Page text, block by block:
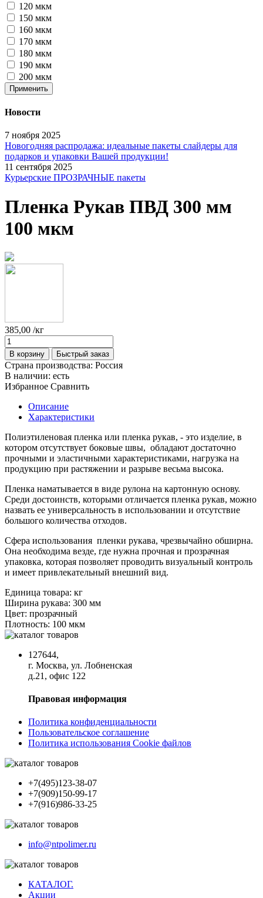
120 мкм
150 мкм
160 мкм
170 мкм
180 мкм
190 мкм
200 мкм
Применить
Новости
7 ноября 2025
Новогодняя распродажа: идеальные пакеты слайдеры для
подарков и упаковки Вашей продукции!
11 сентября 2025
Курьерские ПРОЗРАЧНЫЕ пакеты
Пленка Рукав ПВД 300 мм
100 мкм
385,00 /кг
В корзину Быстрый заказ
Страна производства: Россия
В наличии: есть
Избранное Сравнить
Описание
Характеристики
Полиэтиленовая пленка или пленка рукав, - это изделие, в
котором отсутствует боковые швы, обладают достаточно
прочными и эластичными характеристиками, нагрузка на
продукцию при растяжении и разрыве весьма высока.
Пленка наматывается в виде рулона на картонную основу.
Среди достоинств, которыми отличается пленка рукав, можно
назвать ее универсальность в использовании и отсутствие
большого количества отходов.
Сфера использования пленки рукава, чрезвычайно обширна.
Она необходима везде, где нужна прочная и прозрачная
упаковка, которая позволяет проводить визуальный контроль
и имеет привлекательный внешний вид.
Единица товара: кг
Ширина рукава: 300 мм
Цвет: прозрачный
Плотность: 100 мкм
127644,
г. Москва, ул. Лобненская
д.21, офис 122
Правовая информация
Политика конфиденциальности
Пользовательское соглашение
Политика использования Cookie файлов
+7(495)123-38-07
+7(909)150-99-17
+7(916)986-33-25
info@ntpolimer.ru
КАТАЛОГ.
Акции